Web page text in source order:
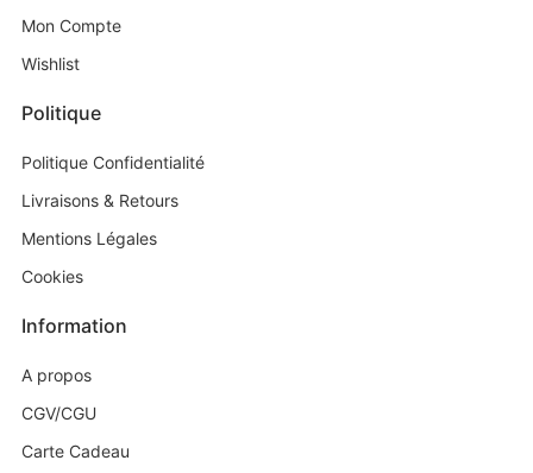
Mon Compte
Wishlist
Politique
Politique Confidentialité
Livraisons & Retours
Mentions Légales
Cookies
Information
A propos
CGV/CGU
Carte Cadeau